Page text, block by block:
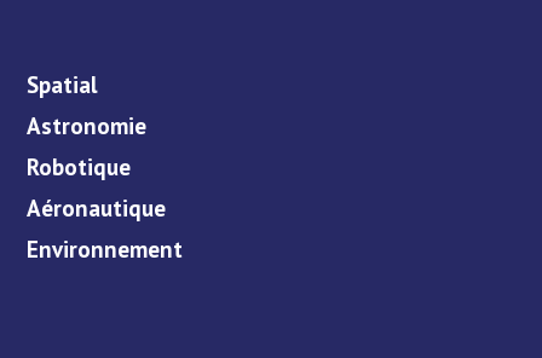
Spatial
Astronomie
Robotique
Aéronautique
Environnement